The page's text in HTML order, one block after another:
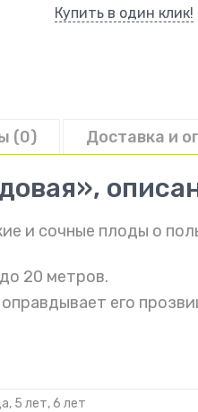
Шелковица
Купить в один клик!
(0) Доставка и
и сочные плоды о
20 метров.
его
5 лет, 6 лет